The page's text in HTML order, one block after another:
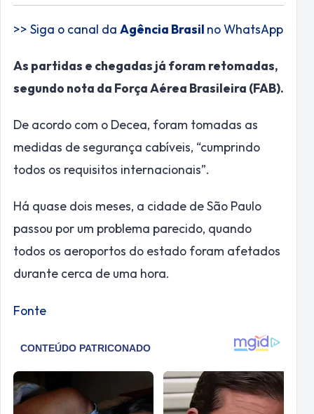
>> Siga o canal da Agência Brasil no WhatsApp
As partidas e chegadas já foram retomadas,
segundo nota da Força Aérea Brasileira (FAB).
De acordo com o Decea, foram tomadas as
medidas de segurança cabíveis, “cumprindo
todos os requisitos internacionais”.
Há quase dois meses, a cidade de São Paulo
passou por um problema parecido, quando
todos os aeroportos do estado foram afetados
durante cerca de uma hora.
Fonte